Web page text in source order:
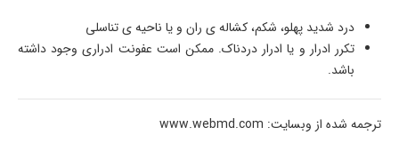
درد شدید پهلو، شکم، کشاله ی ران و یا ناحیه ی تناسلی
تکرر ادرار و یا ادرار دردناک. ممکن است عفونت ادراری وجود داشته
باشد.
ترجمه شده از وبسایت: www.webmd.com